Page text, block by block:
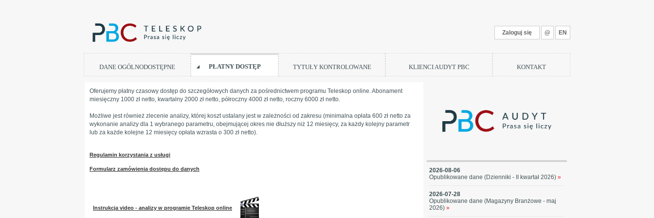
Zaloguj się @ EN
DANE OGÓLNODOSTĘPNE PŁATNY DOSTĘP TYTUŁY KONTROLOWANE KLIENCI AUDYT PBC KONTAKT
Oferujemy płatny czasowy dostęp do szczegółowych danych za pośrednictwem programu Teleskop online. Abonament
miesięczny 1000 zł netto, kwartalny 2000 zł netto, półroczny 4000 zł netto, roczny 6000 zł netto.
Możliwe jest również zlecenie analizy, której koszt ustalany jest w zależności od zakresu (minimalna opłata 600 zł netto za
wykonanie analizy dla 1 wybranego parametru, obejmującej okres nie dłuższy niż 12 miesięcy, za każdy kolejny parametr
lub za każde kolejne 12 miesięcy opłata wzrasta o 300 zł netto).
Regulamin korzystania z usługi
Formularz zamówienia dostępu do danych
Instrukcja video - analizy w programie Teleskop online
2026-08-06
Opublikowane dane (Dzienniki - II kwartał 2026) »
2026-07-28
Opublikowane dane (Magazyny Branżowe - maj
2026) »